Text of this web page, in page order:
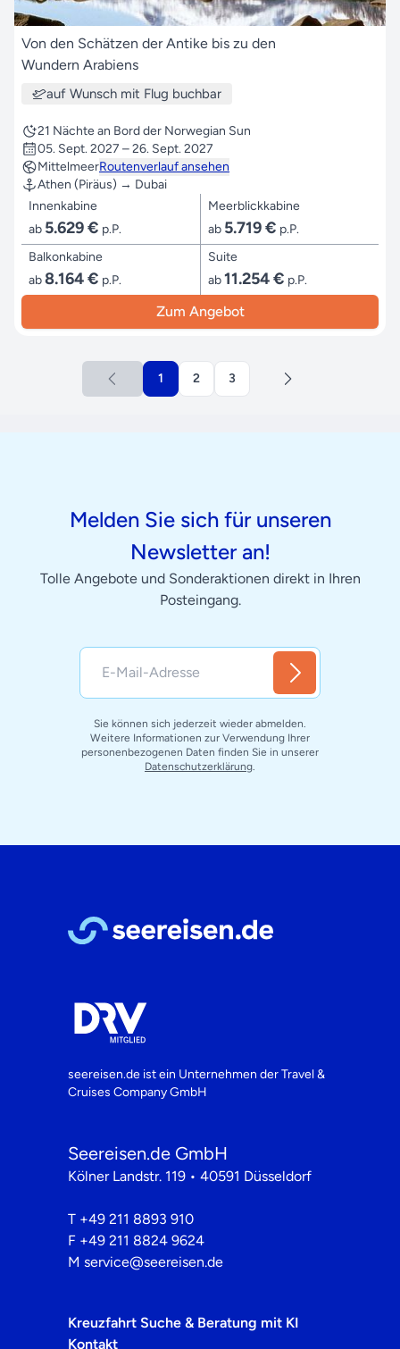
Von den Schätzen der Antike bis zu den
Wundern Arabiens
auf Wunsch mit Flug buchbar
21 Nächte an Bord der Norwegian Sun
05. Sept. 2027 – 26. Sept. 2027
MittelmeerRoutenverlauf ansehen
Athen (Piräus) → Dubai
Innenkabine
ab 5.629 € p.P.
Meerblickkabine
ab 5.719 € p.P.
Balkonkabine
ab8.164 € p.P.
Suite
ab11.254 € p.P.
Zum Angebot
1 2 3
Melden Sie sich für unseren
Newsletter an!
Tolle Angebote und Sonderaktionen direkt in Ihren
Posteingang.
Sie können sich jederzeit wieder abmelden.
Weitere Informationen zur Verwendung Ihrer
personenbezogenen Daten finden Sie in unserer
Datenschutzerklärung
seereisen.de ist ein Unternehmen derTravel &
Cruises Company GmbH
Seereisen.de GmbH
Kölner Landstr. 119 • 40591 Düsseldorf
T +49 211 8893 910
F +49 211 8824 9624
M service@seereisen.de
Kreuzfahrt Suche & Beratung mit KI
Kontakt